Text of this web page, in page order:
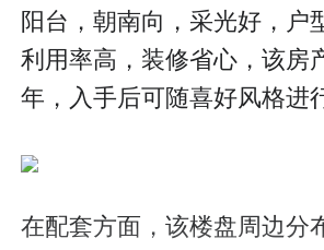
阳台，朝南向，采光好，户
利用率高，装修省心，该房
年，入手后可随喜好风格进
在配套方面，该楼盘周边分